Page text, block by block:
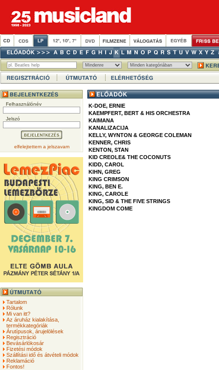
Felhasználónév
Jelszó
elfelejtettem a jelszavam
Tartalom
Rólunk
Mi van itt?
Az áruház kialakítása,
termékkategóriák
Árutípusok, árujelölések
Regisztráció
Bevásárlókosár
Fizetési módok
Szállítási idő és átvételi módok
Reklamáció
Fontos!
K-DOE, ERNIE
KAEMPFERT, BERT & HIS ORCHESTRA
KAIMANA
KANALIZACIJA
KELLY, WYNTON & GEORGE COLEMAN
KENNER, CHRIS
KENTON, STAN
KID CREOLE& THE COCONUTS
KIDD, CAROL
KIHN, GREG
KING CRIMSON
KING, BEN E.
KING, CAROLE
KING, SID & THE FIVE STRINGS
KINGDOM COME